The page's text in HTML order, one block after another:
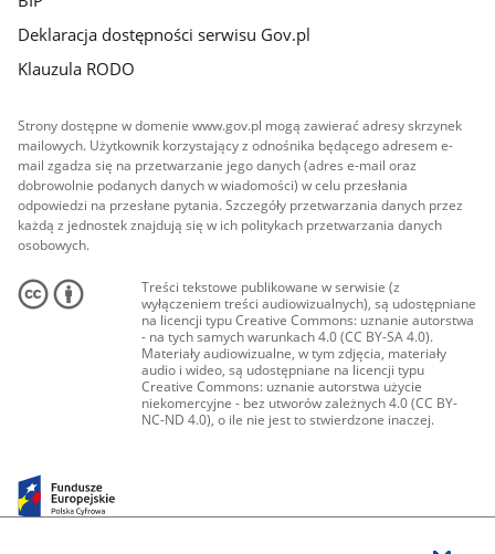
Deklaracja dostępności serwisu Gov.pl
Klauzula RODO
Strony dostępne w domenie www.gov.pl mogą zawierać adresy skrzynek
mailowych. Użytkownik korzystający z odnośnika będącego adresem e-
mail zgadza się na przetwarzanie jego danych (adres e-mail oraz
dobrowolnie podanych danych w wiadomości) w celu przesłania
odpowiedzi na przesłane pytania. Szczegóły przetwarzania danych przez
każdą z jednostek znajdują się w ich politykach przetwarzania danych
osobowych.
Treści tekstowe publikowane w serwisie (z
wyłączeniem treści audiowizualnych), są udostępniane
na licencji typu Creative Commons: uznanie autorstwa
- na tych samych warunkach 4.0 (CC BY-SA 4.0).
Materiały audiowizualne, w tym zdjęcia, materiały
audio i wideo, są udostępniane na licencji typu
Creative Commons: uznanie autorstwa użycie
niekomercyjne - bez utworów zależnych 4.0 (CC BY-
NC-ND 4.0), o ile nie jest to stwierdzone inaczej.